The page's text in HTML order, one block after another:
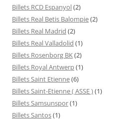
Billets RCD Espanyol(2)
Billets Real Betis Balompie(2)
Billets Real Madrid (2)
Billets Real Valladolid (1)
Billets Rosenborg BK(2)
Billets Royal Antwerp(1)
Billets Saint Etienne(6)
Billets Saint-Etienne ( ASSE )(1)
Billets Samsunspor(1)
Billets Santos(1)